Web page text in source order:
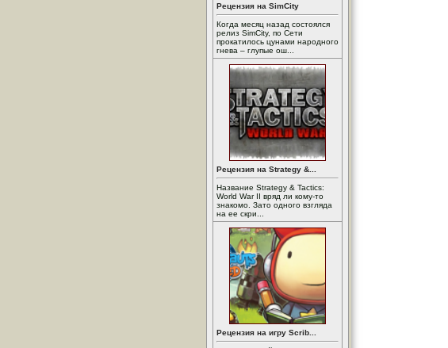
Рецензия на SimCity
Когда месяц назад состоялся
релиз SimCity, по Сети
прокатилось цунами народного
гнева – глупые ош...
Рецензия на Strategy &...
Название Strategy & Tactics:
World War II вряд ли кому-то
знакомо. Зато одного взгляда
на ее скри...
Рецензия на игру Scrib...